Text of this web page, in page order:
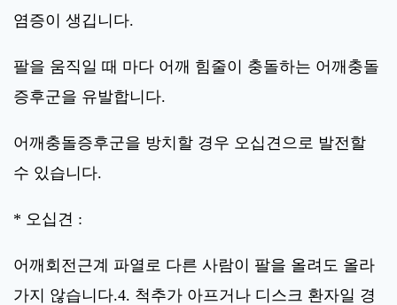
염증이 생깁니다.
팔을 움직일 때 마다 어깨 힘줄이 충돌하는 어깨충돌
증후군을 유발합니다.
어깨충돌증후군을 방치할 경우 오십견으로 발전할
수 있습니다.
* 오십견 :
어깨회전근계 파열로 다른 사람이 팔을 올려도 올라
가지 않습니다.4. 척추가 아프거나 디스크 환자일 경